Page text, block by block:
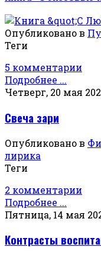
Опубликовано в
Теги
5 комментарии
Подробнее ...
Четверг, 20 мая
Свеча зари
Опубликовано в
лирика
Теги
2 комментарии
Подробнее ...
Пятница, 14 мая
Контрасты